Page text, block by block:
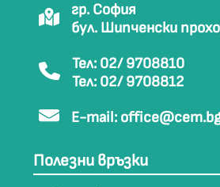
гр. София
бул. Шипченски
Тел: 02/ 9708810
Тел: 02/ 9708812
E-mail:
Полезни връзки